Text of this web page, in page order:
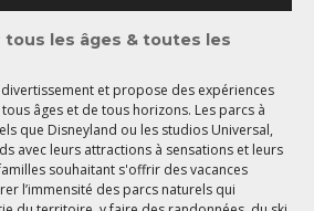
les âges & toutes les
et propose des expériences
âges et de tous horizons. Les parcs à
que Disneyland ou les studios Universal,
avec leurs attractions à sensations et leurs
souhaitant s'offrir des vacances
l’immensité des parcs naturels qui